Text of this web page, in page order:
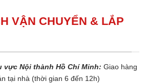
VẬN CHUYỂN & LẮP
vực Nội thành Hồ Chí Minh: Giao hàng
tại nhà (thời gian 6 đến 12h)